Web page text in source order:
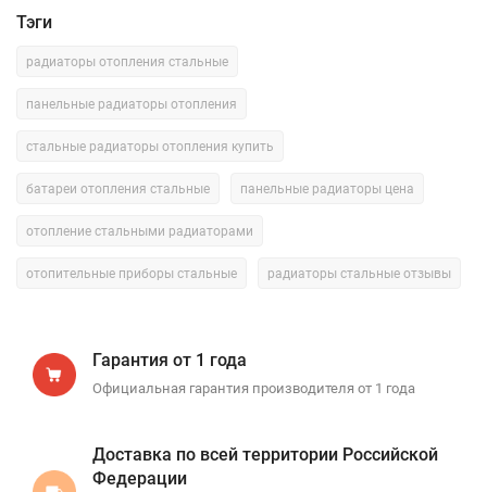
Тэги
радиаторы отопления стальные
панельные радиаторы отопления
стальные радиаторы отопления купить
батареи отопления стальные панельные радиаторы цена
отопление стальными радиаторами
отопительные приборы стальные радиаторы стальные отзывы
Гарантия от 1 года
Официальная гарантия производителя от 1 года
Доставка по всей территории Российской
Федерации